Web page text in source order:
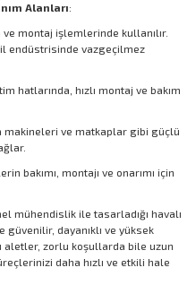
Alanları:
ve montaj işlemlerinde kullanılır.
endüstrisinde vazgeçilmez
hatlarında, hızlı montaj ve bakım
makineleri ve matkaplar gibi güçlü
bakımı, montajı ve onarımı için
mühendislik ile tasarladığı havalı
dayanıklı ve yüksek
aletler, zorlu koşullarda bile uzun
daha hızlı ve etkili hale